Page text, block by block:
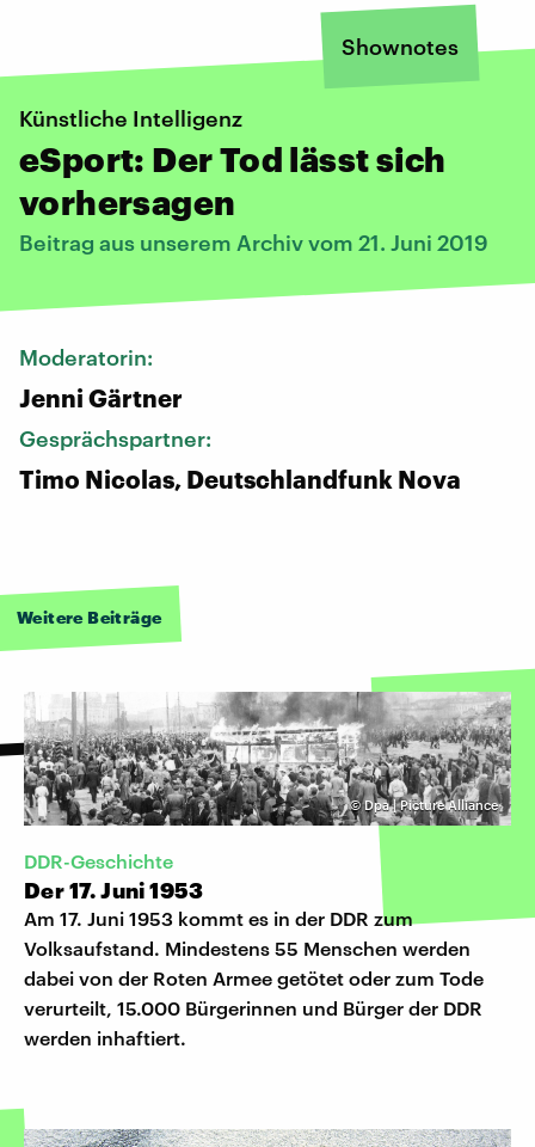
Shownotes
Künstliche Intelligenz
eSport: Der Tod lässt sich
vorhersagen
Beitrag aus unserem Archiv vom 21. Juni 2019
Moderatorin:
Jenni Gärtner
Gesprächspartner:
Timo Nicolas, Deutschlandfunk Nova
Weitere Beiträge
©Dpa | Picture Alliance
DDR-Geschichte
Der 17. Juni 1953
Am 17. Juni 1953 kommt es in der DDR zum
Volksaufstand. Mindestens 55 Menschen werden
dabei von der Roten Armee getötet oder zum Tode
verurteilt, 15.000 Bürgerinnen und Bürger der DDR
werden inhaftiert.